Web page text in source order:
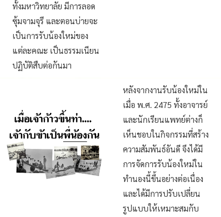
ทั้งมหาวิทยาลัย มีการลอด
ซุ้มจามจุรี และตอนบ่ายจะ
เป็นการรับน้องใหม่ของ
แต่ละคณะ เป็นธรรมเนียน
ปฏิบัติสืบต่อกันมา
หลังจากงานรับน้องใหม่ใน
เมื่อ พ.ศ. 2475 ทั้งอาจารย์
และนักเรียนแพทย์ต่างก็
เห็นชอบในกิจกรรมที่สร้าง
ความสัมพันธ์อันดี จึงได้มี
การจัดการรับน้องใหม่ใน
ทำนองนี้ขึ้นอย่างต่อเนื่อง
และได้มีการปรับเปลี่ยน
รูปแบบให้เหมาะสมกับ